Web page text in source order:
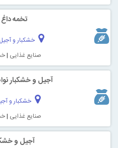
تخمه
خشکبار و
صنایع غذایی |
آجیل و خشکبار
خشکبار و
صنایع غذایی |
آجیل و